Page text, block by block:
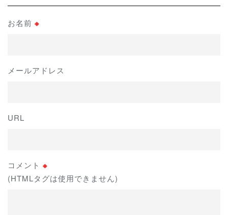
お名前 ※
メールアドレス
URL
コメント ※
(HTMLタグは使用できません)